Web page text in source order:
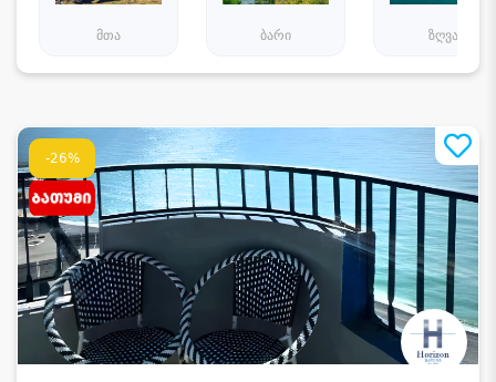
მთა ბარი ზღვა
-26%